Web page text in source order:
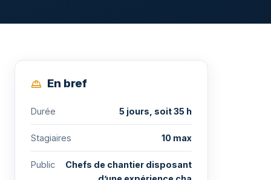
En bref
Durée 5 jours, soit 35 h
Stagiaires 10 max
Public
Chefs de chantier disposant